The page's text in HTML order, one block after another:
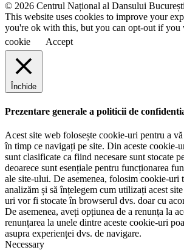
© 2026 Centrul Național al Dansului București
This website uses cookies to improve your
you're ok with this, but you can opt-out if you
cookie
Accept
Închide
Prezentare generale a politicii de
Acest site web folosește cookie-uri pentru a
în timp ce navigați pe site. Din aceste cookie-
sunt clasificate ca fiind necesare sunt stocate
deoarece sunt esențiale pentru funcționarea
ale site-ului. De asemenea, folosim cookie-uri
analizăm și să înțelegem cum utilizați acest
uri vor fi stocate în browserul dvs. doar cu
De asemenea, aveți opțiunea de a renunța la
renunțarea la unele dintre aceste cookie-uri
asupra experienței dvs. de navigare.
Necessary